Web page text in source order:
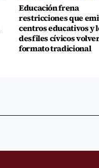
Educación frena
restricciones que
centros educativos y
desfiles cívicos
formato tradicional